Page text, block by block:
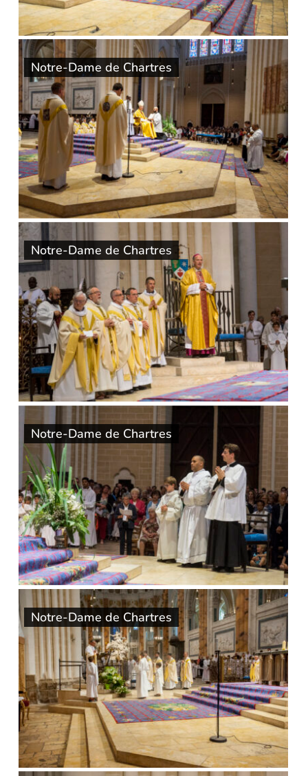
Notre-Dame de Chartres
Notre-Dame de Chartres
Notre-Dame de Chartres
Notre-Dame de Chartres